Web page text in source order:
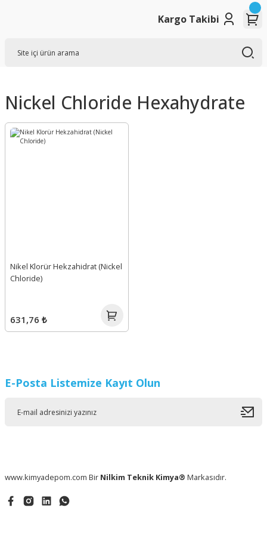
Kargo Takibi
Nickel Chloride Hexahydrate
Nikel Klorür Hekzahidrat (Nickel
Chloride)
631,76 ₺
E-Posta Listemize Kayıt Olun
www.kimyadepom.com Bir Nilkim Teknik Kimya® Markasıdır.